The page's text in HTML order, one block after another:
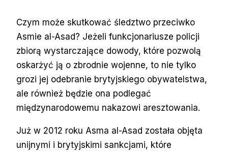
Czym może skutkować śledztwo przeciwko
Asmie al-Asad? Jeżeli funkcjonariusze policji
zbiorą wystarczające dowody, które pozwolą
oskarżyć ją o zbrodnie wojenne, to nie tylko
grozi jej odebranie brytyjskiego obywatelstwa,
ale również będzie ona podlegać
międzynarodowemu nakazowi aresztowania.
Już w 2012 roku Asma al-Asad została objęta
unijnymi i brytyjskimi sankcjami, które